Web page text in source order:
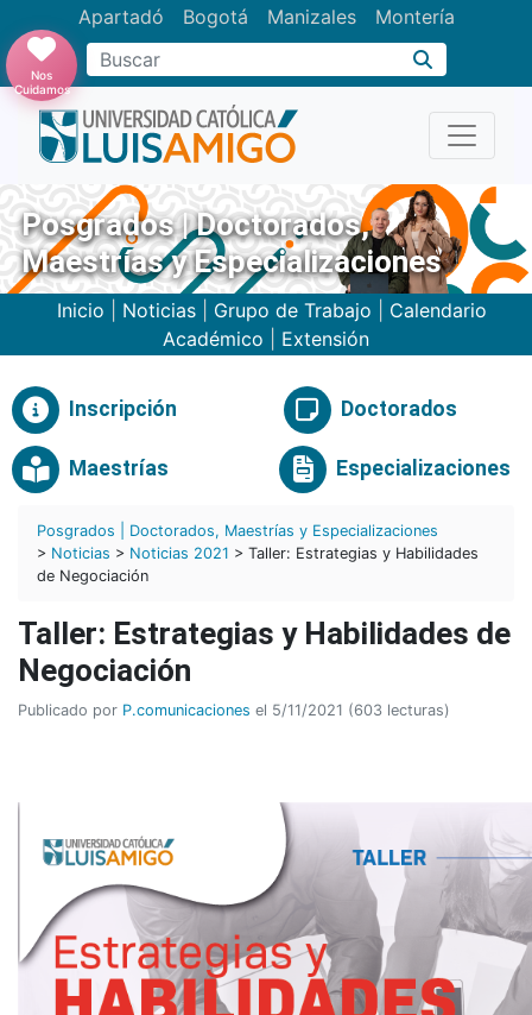
Apartadó Bogotá Manizales Montería
Buscar
Nos
Cuidamos
Posgrados | Doctorados,
Maestrías y Especializaciones
Inicio Noticias Grupo de Trabajo
Calendario
Académico
Extensión
Inscripción Doctorados
Maestrías Especializaciones
Posgrados | Doctorados, Maestrías y Especializaciones
> Noticias > Noticias 2021 > Taller: Estrategias y Habilidades
de Negociación
Taller: Estrategias y Habilidades de
Negociación
Publicado por P.comunicaciones el 5/11/2021 (603 lecturas)